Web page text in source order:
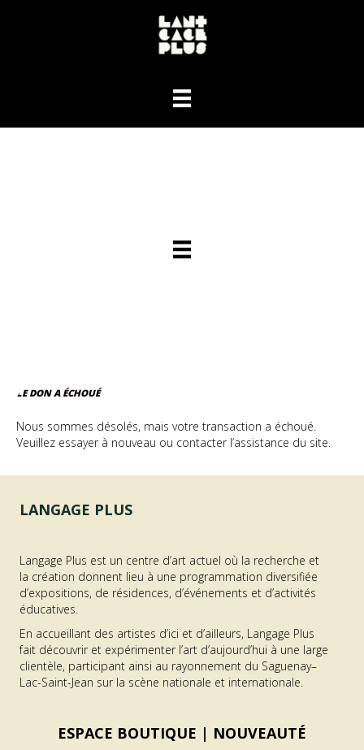
LE DON A ÉCHOUÉ
Nous sommes désolés, mais votre transaction a échoué.
Veuillez essayer à nouveau ou contacter l’assistance du site.
LANGAGE PLUS
Langage Plus est un centre d’art actuel où la recherche et
la création donnent lieu à une programmation diversifiée
d’expositions, de résidences, d’événements et d’activités
éducatives.
En accueillant des artistes d’ici et d’ailleurs, Langage Plus
fait découvrir et expérimenter l’art d’aujourd’hui à une large
clientèle, participant ainsi au rayonnement du Saguenay–
Lac-Saint-Jean sur la scène nationale et internationale.
ESPACE BOUTIQUE | NOUVEAUTÉ